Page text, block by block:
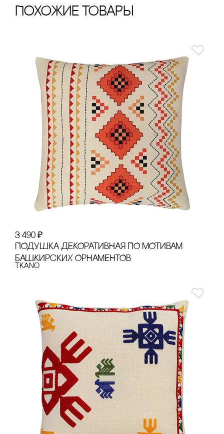
ПохОжИе тОваРы
3 490 ₽
ПОДУШКА ДЕКОРАТИВНАЯ ПО МОТИВАМ
БАШКИРсКИХ ОРНАМЕНТОВ
Tkano